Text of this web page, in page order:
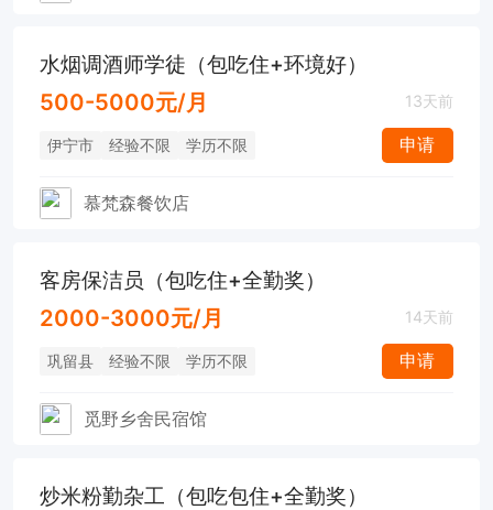
水烟调酒师学徒（包吃住+环境好）
500-5000元/月 13天前
伊宁市 经验不限 学历不限 申请
慕梵森餐饮店
客房保洁员（包吃住+全勤奖）
2000-3000元/月 14天前
巩留县 经验不限 学历不限 申请
觅野乡舍民宿馆
炒米粉勤杂工（包吃包住+全勤奖）